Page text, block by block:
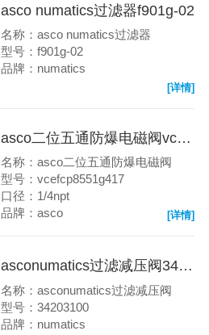
asco numatics过滤器f901g-02
名称：asco numatics过滤器
型号：f901g-02
品牌：numatics
[详情]
asco二位五通防爆电磁阀vcefcp8551g417
名称：asco二位五通防爆电磁阀
型号：vcefcp8551g417
口径：1/4npt
品牌：asco
[详情]
asconumatics过滤减压阀34203100
名称：asconumatics过滤减压阀
型号：34203100
品牌：numatics